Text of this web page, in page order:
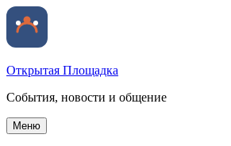
Открытая Площадка
События, новости и общение
Меню